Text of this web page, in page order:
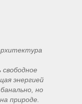
энергией
но
природе.